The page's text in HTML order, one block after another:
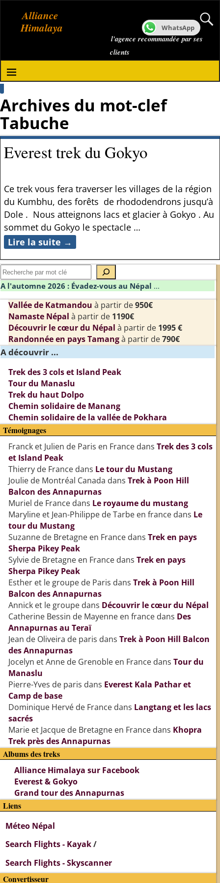
Alliance
Himalaya
l'agence recommandée par ses
clients
Archives du mot-clef
Tabuche
Everest trek du Gokyo
Ce trek vous fera traverser les villages de la région
du Kumbhu, des forêts de rhododendrons jusqu’à
Dole . Nous atteignons lacs et glacier à Gokyo . Au
sommet du Gokyo le spectacle …
Lire la suite →
A l'automne 2026 : Évadez-vous au Népal ...
Vallée de Katmandou à partir de950€
Namaste Népal à partir de 1190€
Découvrir le cœur du Népal à partir de 1995 €
Randonnée en pays Tamangà partir de790€
A découvrir ...
Trek des 3 cols et Island Peak
Tour du Manaslu
Trek du haut Dolpo
Chemin solidaire de Manang
Chemin solidaire de la vallée de Pokhara
Témoignages
Franck et Julien de Paris en Francedans Trek des 3 cols
et Island Peak
Thierry de Francedans Le tour du Mustang
Joulie de Montréal Canada dans Trek à Poon Hill
Balcon des Annapurnas
Muriel de Francedans Le royaume du mustang
Maryline et Jean-Philippe de Tarbe en francedans Le
tour du Mustang
Suzanne de Bretagne en Francedans Trek en pays
Sherpa Pikey Peak
Sylvie de Bretagne en Francedans Trek en pays
Sherpa Pikey Peak
Esther et le groupe de Paris dans Trek à Poon Hill
Balcon des Annapurnas
Annick et le groupedans Découvrir le cœur du Népal
Catherine Bessin de Mayenne en francedans Des
Annapurnas au Teraï
Jean de Oliveira de paris dans Trek à Poon Hill Balcon
des Annapurnas
Jocelyn et Anne de Grenoble en Francedans Tour du
Manaslu
Pierre-Yves de paris dans Everest Kala Pathar et
Camp de base
Dominique Hervé de Francedans Langtang et les lacs
sacrés
Marie et Jacque de Bretagne en Francedans Khopra
Trek près des Annapurnas
Albums des treks
Alliance Himalaya sur Facebook
Everest & Gokyo
Grand tour des Annapurnas
Liens
Méteo Népal
Search Flights - Kayak/
Search Flights - Skyscanner
Convertisseur
WhatsApp